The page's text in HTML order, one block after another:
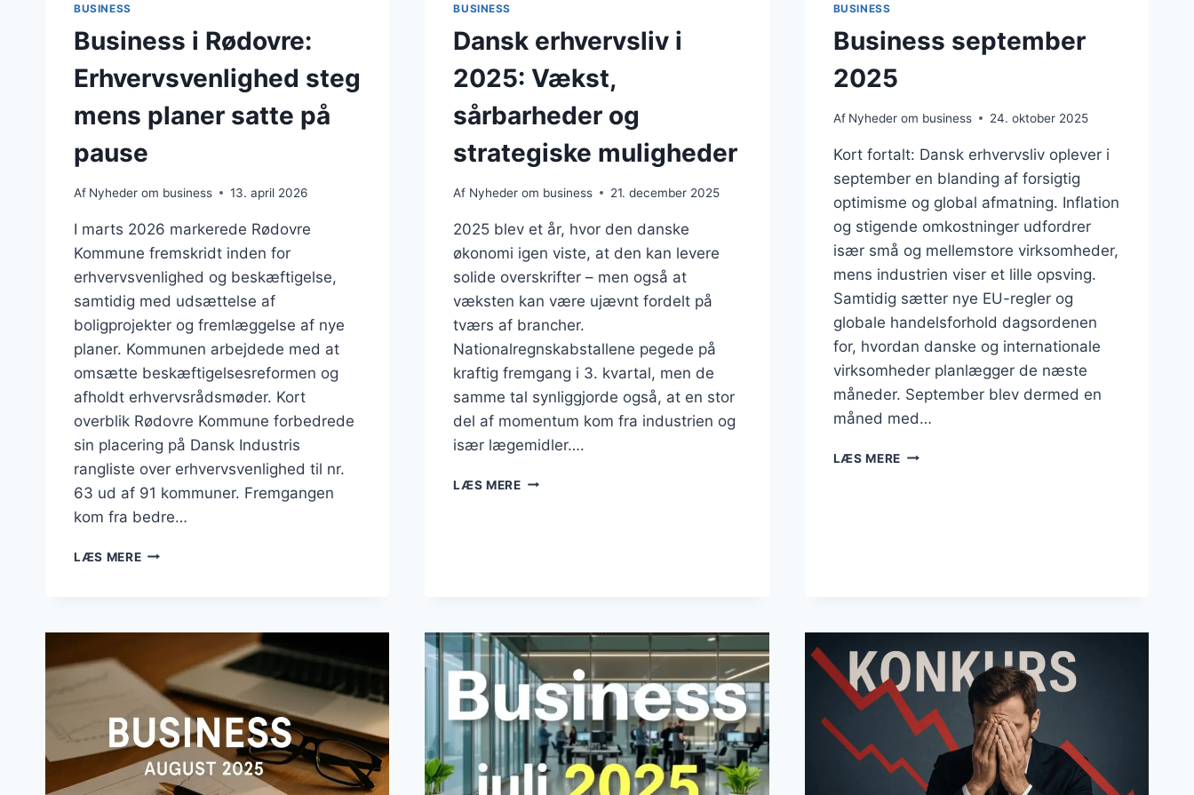
BUSINESS
Business i Rødovre:
Erhvervsvenlighed steg
mens planer satte på
pause
Af Nyheder om business 13. april 2026
I marts 2026 markerede Rødovre
Kommune fremskridt inden for
erhvervsvenlighed og beskæftigelse,
samtidig med udsættelse af
boligprojekter og fremlæggelse af nye
planer. Kommunen arbejdede med at
omsætte beskæftigelsesreformen og
afholdt erhvervsrådsmøder. Kort
overblik Rødovre Kommune forbedrede
sin placering på Dansk Industris
rangliste over erhvervsvenlighed til nr.
63 ud af 91 kommuner. Fremgangen
kom fra bedre…
LÆS MEREBUSINESS
PLANER
SATTE
PAUSE
BUSINESS
Dansk erhvervsliv i
2025: Vækst,
sårbarheder og
strategiske muligheder
Af Nyheder om business 21. december 2025
2025 blev et år, hvor den danske
økonomi igen viste, at den kan levere
solide overskrifter – men også at
væksten kan være ujævnt fordelt på
tværs af brancher.
Nationalregnskabstallene pegede på
kraftig fremgang i 3. kvartal, men de
samme tal synliggjorde også, at en stor
del af momentum kom fra industrien og
især lægemidler….
LÆS MEREDANSK
MULIGHEDER
BUSINESS
Business september
2025
Af Nyheder om business 24. oktober 2025
Kort fortalt: Dansk erhvervsliv oplever i
september en blanding af forsigtig
optimisme og global afmatning. Inflation
og stigende omkostninger udfordrer
især små og mellemstore virksomheder,
mens industrien viser et lille opsving.
Samtidig sætter nye EU-regler og
globale handelsforhold dagsordenen
for, hvordan danske og internationale
virksomheder planlægger de næste
måneder. September blev dermed en
måned med…
LÆS MERE BUSINESS